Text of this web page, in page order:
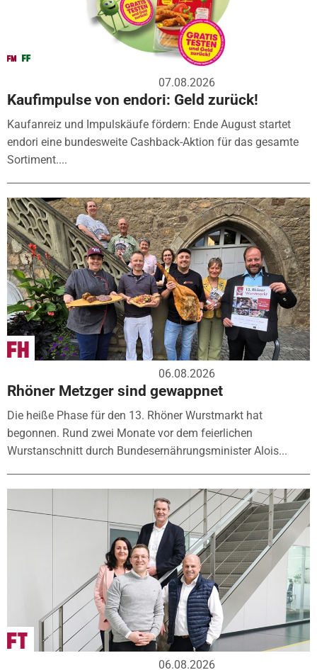
07.08.2026
Kaufimpulse von endori: Geld zurück!
Kaufanreiz und Impulskäufe fördern: Ende August startet
endori eine bundesweite Cashback-Aktion für das gesamte
Sortiment....
06.08.2026
Rhöner Metzger sind gewappnet
Die heiße Phase für den 13. Rhöner Wurstmarkt hat
begonnen. Rund zwei Monate vor dem feierlichen
Wurstanschnitt durch Bundesernährungsminister Alois...
06.08.2026